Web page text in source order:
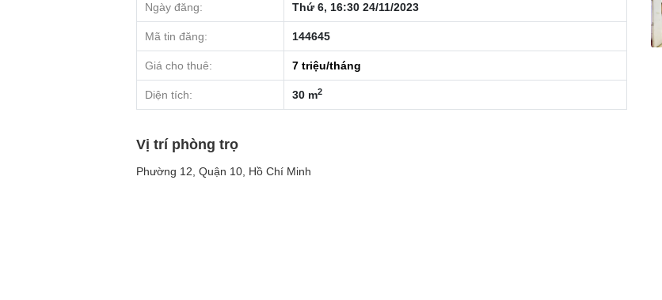
Ngày đăng: Thứ 6, 16:30 24/11/2023
Mã tin đăng: 144645
Giá cho thuê: 7 triệu/tháng
Diện tích: 30 m2
Vị trí phòng trọ
Phường 12, Quận 10, Hồ Chí Minh